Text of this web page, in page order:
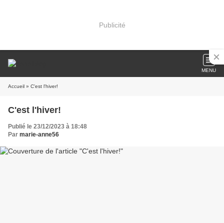
Publicité
MENU
Accueil » C'est l'hiver!
C'est l'hiver!
Publié le 23/12/2023 à 18:48
Par marie-anne56